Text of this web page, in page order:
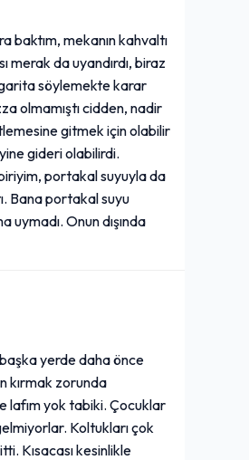
baktım, mekanın kahvaltı
merak da uyandırdı, biraz
söylemekte karar
olmamıştı cidden, nadir
gitmek için olabilir
gideri olabilirdi.
portakal suyuyla da
Bana portakal suyu
Onun dışında
yerde daha önce
kırmak zorunda
lafım yok tabiki. Çocuklar
Koltukları çok
Kısacası kesinlikle